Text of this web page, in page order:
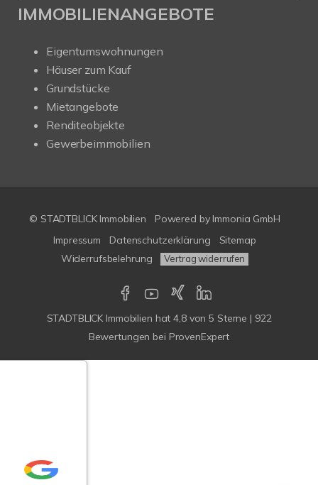
IMMOBILIENANGEBOTE
Eigentumswohnungen
Häuser zum Kauf
Grundstücke
Mietangebote
Renditeobjekte
Gewerbeimmobilien
© STADTBLICK Immobilien Powered by Immonia GmbH
Impressum
Datenschutzerklärung
Sitemap
Widerrufsbelehrung
Vertrag widerrufen
STADTBLICK Immobilien hat4,8von5 Sterne | 922
Bewertungen bei ProvenExpert